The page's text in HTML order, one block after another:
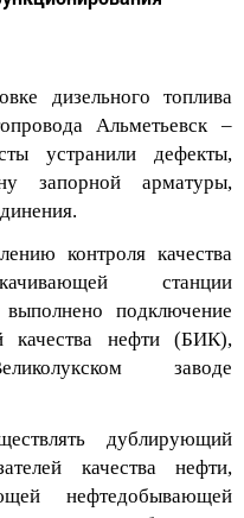
Альметьевск –
устранили дефекты,
запорной арматуры,
.
станции
выполнено
подключение
качества
нефти (БИК),
заводе
качества нефти,
нефтедобывающей
НПС«Набережные